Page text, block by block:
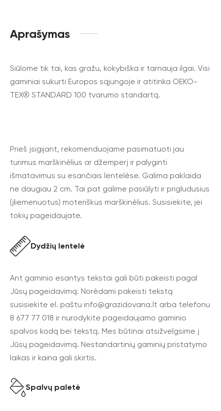
Aprašymas
Siūlome tik tai, kas gražu, kokybiška ir tarnauja ilgai. Visi
gaminiai sukurti Europos sąjungoje ir atitinka OEKO-
TEX® STANDARD 100 tvarumo standartą.
Prieš įsigijant, rekomenduojame pasimatuoti jau
turimus marškinėlius ar džemperį ir palyginti
išmatavimus su esančiais lentelėse. Galima paklaida
ne daugiau 2 cm. Tai pat galime pasiūlyti ir prigludusius
(įliemenuotus) moteriškus marškinėlius. Susisiekite, jei
tokių pageidaujate.
Dydžių lentelė
Ant gaminio esantys tekstai gali būti pakeisti pagal
Jūsų pageidavimą. Norėdami pakeisti tekstą
susisiekite el. paštu info@grazidovana.lt arba telefonu
8 677 77 018 ir nurodykite pageidaujamo gaminio
spalvos kodą bei tekstą. Mes būtinai atsižvelgsime į
Jūsų pageidavimą. Nestandartinių gaminių pristatymo
laikas ir kaina gali skirtis.
Spalvų paletė